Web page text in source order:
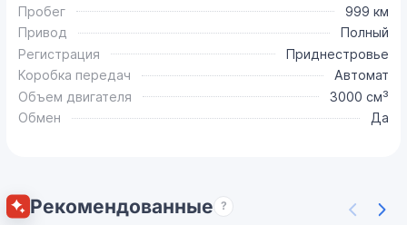
Пробег
999 км
Привод
Полный
Регистрация
Приднестровье
Коробка передач
Автомат
Объем двигателя
3000 см³
Обмен
Да
Рекомендованные ?